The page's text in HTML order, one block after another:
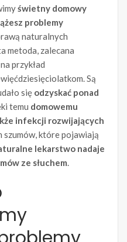
świetny domowy
problemy
naturalnych
metoda, zalecana
przykład
Są
się odzyskać ponad
temu domowemu
infekcji rozwijających
szumów, które pojawiają
lekarstwo nadaje
ze słuchem.